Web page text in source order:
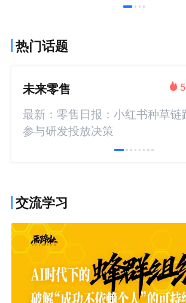
热门话题
未来零售
最新：零售日报：小红书种草链
参与研发投放决策
交流学习